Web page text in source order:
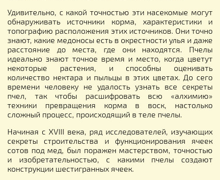
Удивительно, с какой точностью эти насекомые могут
обнаруживать источники корма, характеристики и
топографию расположения этих источников. Они точно
знают, какие медоносы есть в окрестности улья и даже
расстояние до места, где они находятся. Пчелы
идеально знают точное время и место, когда цветут
некоторые растения, и способны оценивать
количество нектара и пыльцы в этих цветах. До сего
времени человеку не удалость узнать все секреты
пчел, так чтобы расшифровать всю «алхимию»
техники превращения корма в воск, настолько
сложный процесс, происходящий в теле пчелы.
Начиная с XVIII века, ряд исследователей, изучающих
секреты строительства и функционирования ячеек
сотов под мед, был поражен мастерством, точностью
и изобретательностью, с какими пчелы создают
конструкции шестигранных ячеек.